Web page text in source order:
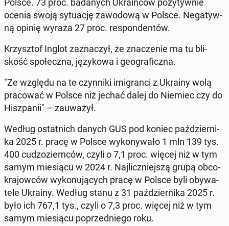
Polsce. 73 proc. ba­da­nych Ukra­iń­ców po­zy­tyw­nie
ocenia swoją sy­tu­ację za­wo­do­wą w Polsce. Ne­ga­tyw­
ną opinię wyraża 27 proc. re­spon­den­tów.
Krzysz­tof Inglot za­zna­czył, że zna­cze­nie ma tu bli­
skość spo­łecz­na, ję­zy­ko­wa i geo­gra­ficz­na.
"Ze względu na te czyn­ni­ki imi­gran­ci z Ukrainy wolą
pra­co­wać w Polsce niż jechać dalej do Niemiec czy do
Hisz­pa­nii" – za­uwa­żył.
Według ostat­nich danych GUS pod koniec paź­dzier­ni­
ka 2025 r. pracę w Polsce wy­ko­ny­wa­ło 1 mln 139 tys.
400 cu­dzo­ziem­ców, czyli o 7,1 proc. więcej niż w tym
samym mie­sią­cu w 2024 r. Naj­licz­niej­szą grupą ob­co­
kra­jow­ców wy­ko­nu­ją­cych pracę w Polsce byli oby­wa­
te­le Ukrainy. Według stanu z 31 paź­dzier­ni­ka 2025 r.
było ich 767,1 tys., czyli o 7,3 proc. więcej niż w tym
samym mie­sią­cu po­przed­nie­go roku.